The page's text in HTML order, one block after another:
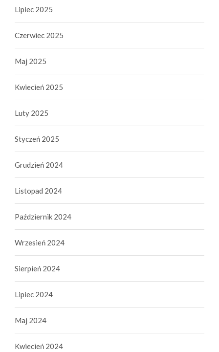
Lipiec 2025
Czerwiec 2025
Maj 2025
Kwiecień 2025
Luty 2025
Styczeń 2025
Grudzień 2024
Listopad 2024
Październik 2024
Wrzesień 2024
Sierpień 2024
Lipiec 2024
Maj 2024
Kwiecień 2024